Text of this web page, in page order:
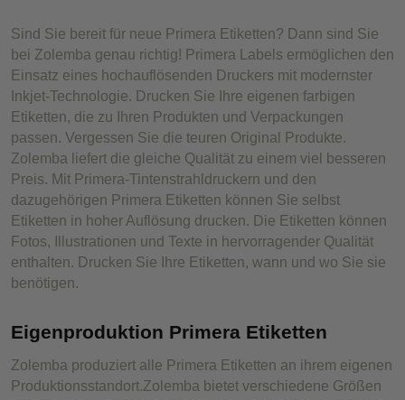
Sind Sie bereit für neue Primera Etiketten? Dann sind Sie
bei Zolemba genau richtig! Primera Labels ermöglichen den
Einsatz eines hochauflösenden Druckers mit modernster
Inkjet-Technologie. Drucken Sie Ihre eigenen farbigen
Etiketten, die zu Ihren Produkten und Verpackungen
passen. Vergessen Sie die teuren Original Produkte.
Zolemba liefert die gleiche Qualität zu einem viel besseren
Preis. Mit Primera-Tintenstrahldruckern und den
dazugehörigen Primera Etiketten können Sie selbst
Etiketten in hoher Auflösung drucken. Die Etiketten können
Fotos, Illustrationen und Texte in hervorragender Qualität
enthalten. Drucken Sie Ihre Etiketten, wann und wo Sie sie
benötigen.
Eigenproduktion Primera Etiketten
Zolemba produziert alle Primera Etiketten an ihrem eigenen
Produktionsstandort.Zolemba bietet verschiedene Größen